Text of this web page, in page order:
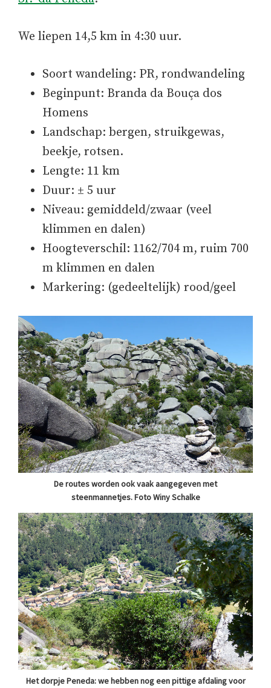
We liepen 14,5 km in 4:30 uur.
Soort wandeling: PR, rondwandeling
Beginpunt: Branda da Bouça dos
Homens
Landschap: bergen, struikgewas,
beekje, rotsen.
Lengte: 11 km
Duur: ± 5 uur
Niveau: gemiddeld/zwaar (veel
klimmen en dalen)
Hoogteverschil: 1162/704 m, ruim 700
m klimmen en dalen
Markering: (gedeeltelijk) rood/geel
De routes worden ook vaak aangegeven met
steenmannetjes. Foto Winy Schalke
Het dorpje Peneda: we hebben nog een pittige afdaling voor